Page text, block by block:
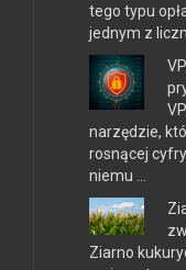
tego typu
jednym z
narzędzie,
rosnącej
niemu …
Ziarno